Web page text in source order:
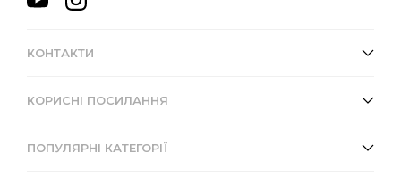
КОНТАКТИ
КОРИСНІ ПОСИЛАННЯ
ПОПУЛЯРНІ КАТЕГОРІЇ